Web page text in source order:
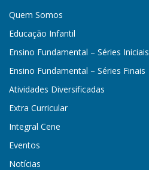
Quem Somos
Educação Infantil
Ensino Fundamental – Séries Iniciais
Ensino Fundamental – Séries Finais
Atividades Diversificadas
Extra Curricular
Integral Cene
Eventos
Notícias